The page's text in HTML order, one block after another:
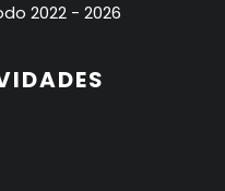
2022 - 2026